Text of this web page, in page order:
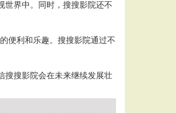
世界中。同时，搜搜影院还不
便利和乐趣。搜搜影院通过不
搜搜影院会在未来继续发展壮